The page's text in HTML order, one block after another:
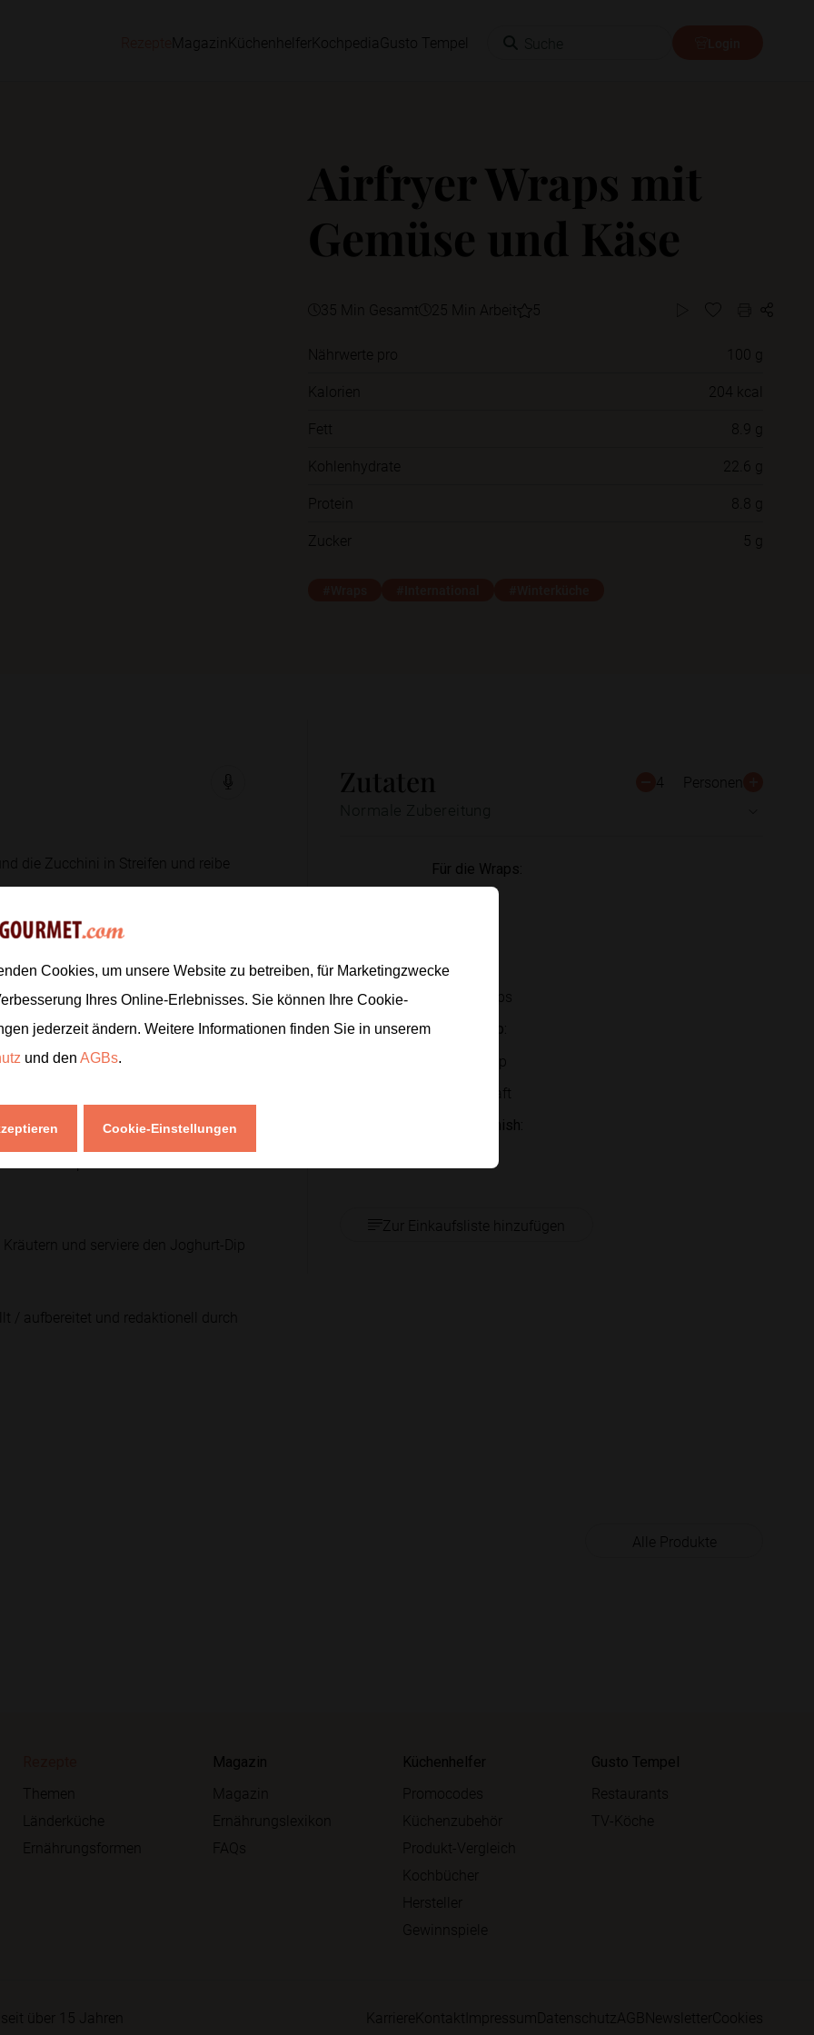
Magazin Küchenhelfer Kochpedia Gusto Tempel
Airfryer Wraps mit
Gemüse und Käse
35 Min Gesamt 25 Min Arbeit 5
Nährwerte pro
100 g
Kalorien
204 kcal
Fett
8.9 g
Kohlenhydrate
22.6 g
Protein
8.8 g
Zucker
5 g
Zutaten 4 Personen
Für die Wraps:
180g
Käse
4
große Wraps
Für den Dip:
Joghurt-Dip
Limettensaft
Für das Finish:
Zur Einkaufsliste hinzufügen
die Zucchini in Streifen und reibe
Seiten ein und rolle sie fest auf.
außen knusprig sind und der Käse
Dip.
und serviere den Joghurt-Dip
/ aufbereitet und redaktionell durch
Alle Produkte
Themen
Länderküche
Ernährungsformen
Magazin
Magazin
Ernährungslexikon
FAQs
Küchenhelfer
Promocodes
Küchenzubehör
Produkt-Vergleich
Kochbücher
Hersteller
Gewinnspiele
Gusto Tempel
Restaurants
TV-Köche
über 15 Jahren Karriere Kontakt ImpressumDatenschutzAGBNewsletterCookies
Cookies, um unsere Website zu betreiben, für Marketingzwecke
Ihres Online-Erlebnisses. Sie können Ihre Cookie-
jederzeit ändern. Weitere Informationen finden Sie in unserem
und den AGBs.
Cookie-Einstellungen